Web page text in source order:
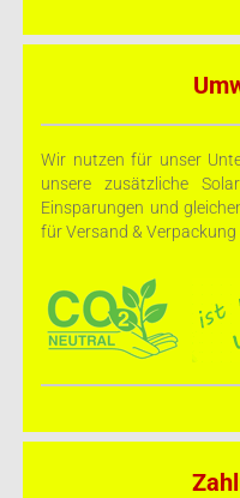
Wir nutzen für unser
unsere zusätzliche
Einsparungen und
für Versand & Verpackung